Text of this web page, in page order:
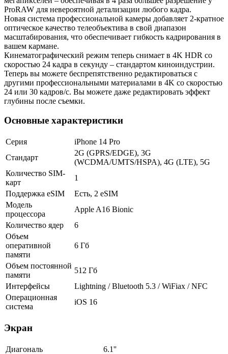
ProRAW для невероятной детализации любого кадра.
Новая система профессиональной камеры добавляет 2-кратное
оптическое качество телеобъектива в свой диапазон
масштабирования, что обеспечивает гибкость кадрирования в
вашем кармане.
Кинематографический режим теперь снимает в 4K HDR со
скоростью 24 кадра в секунду – стандартом киноиндустрии.
Теперь вы можете беспрепятственно редактироваться с
другими профессиональными материалами в 4K со скоростью
24 или 30 кадров/с. Вы можете даже редактировать эффект
глубины после съемки.
Основные характеристики
Серия
iPhone 14 Pro
Стандарт
2G (GPRS/EDGE), 3G
(WCDMA/UMTS/HSPA), 4G (LTE), 5G
Количество SIM-
карт
1
Поддержка eSIM
Есть, 2 eSIM
Модель
процессора
Apple A16 Bionic
Количество ядер
6
Объем
оперативной
памяти
6 Гб
Объем постоянной
памяти
512 Гб
Интерфейсы
Lightning / Bluetooth 5.3 / WiFiax / NFC
Операционная
система
iOS 16
Экран
Диагональ
6.1''